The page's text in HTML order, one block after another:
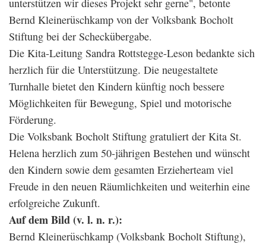
unterstützen wir dieses Projekt sehr gerne", betonte
Bernd Kleinerüschkamp von der Volksbank Bocholt
Stiftung bei der Scheckübergabe.
Die Kita-Leitung Sandra Rottstegge-Leson bedankte sich
herzlich für die Unterstützung. Die neugestaltete
Turnhalle bietet den Kindern künftig noch bessere
Möglichkeiten für Bewegung, Spiel und motorische
Förderung.
Die Volksbank Bocholt Stiftung gratuliert der Kita St.
Helena herzlich zum 50-jährigen Bestehen und wünscht
den Kindern sowie dem gesamten Erzieherteam viel
Freude in den neuen Räumlichkeiten und weiterhin eine
erfolgreiche Zukunft.
Auf dem Bild (v. l. n. r.):
Bernd Kleinerüschkamp (Volksbank Bocholt Stiftung),